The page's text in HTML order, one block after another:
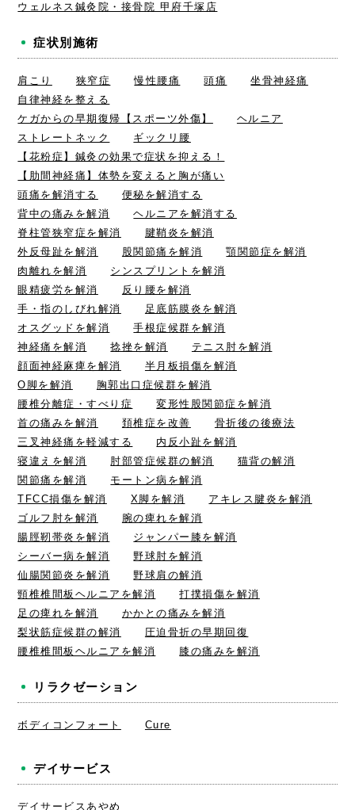
ウェルネス鍼灸院・接骨院 甲府千塚店
症状別施術
肩こり 狭窄症 慢性腰痛 頭痛
坐骨神経痛
自律神経を整える
ケガからの早期復帰【スポーツ外傷】
ヘルニア
ストレートネック
ギックリ腰
【花粉症】鍼灸の効果で症状を抑える！
【肋間神経痛】体勢を変えると胸が痛い
頭痛を解消する
便秘を解消する
背中の痛みを解消
ヘルニアを解消する
脊柱管狭窄症を解消
腱鞘炎を解消
外反母趾を解消
股関節痛を解消
顎関節症を解消
肉離れを解消
シンスプリントを解消
眼精疲労を解消
反り腰を解消
手・指のしびれ解消
足底筋膜炎を解消
オスグッドを解消
手根症候群を解消
神経痛を解消
捻挫を解消
テニス肘を解消
顔面神経麻痺を解消
半月板損傷を解消
O脚を解消
胸郭出口症候群を解消
腰椎分離症・すべり症
変形性股関節症を解消
首の痛みを解消
頚椎症を改善
骨折後の後療法
三叉神経痛を軽減する
内反小趾を解消
寝違えを解消
肘部管症候群の解消
猫背の解消
関節痛を解消
モートン病を解消
TFCC損傷を解消
X脚を解消
アキレス腱炎を解消
ゴルフ肘を解消
腕の痺れを解消
腸脛靭帯炎を解消
ジャンパー膝を解消
シーバー病を解消
野球肘を解消
仙腸関節炎を解消
野球肩の解消
頸椎椎間板ヘルニアを解消
打撲損傷を解消
足の痺れを解消
かかとの痛みを解消
梨状筋症候群の解消
圧迫骨折の早期回復
腰椎椎間板ヘルニアを解消
膝の痛みを解消
リラクゼーション
ボディコンフォート Cure
デイサービス
デイサービスあやめ